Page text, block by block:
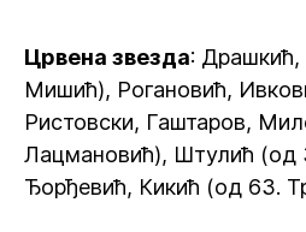
Црвена звезда:
Мишић), Рогановић,
Ристовски, Гаштаров,
Лацмановић), Штулић (од
Ђорђевић, Кикић (од 63.